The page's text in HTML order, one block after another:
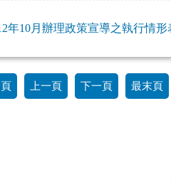
年10月辦理政策宣導之執行情形
上一頁 下一頁 最末頁